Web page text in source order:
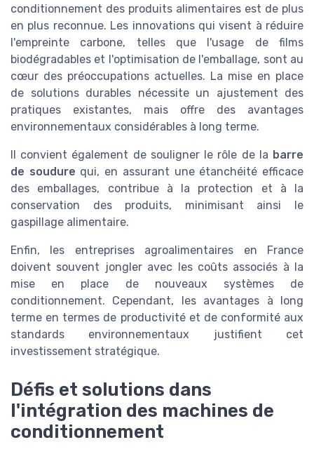
conditionnement des produits alimentaires est de plus
en plus reconnue. Les innovations qui visent à réduire
l'empreinte carbone, telles que l'usage de films
biodégradables et l'optimisation de l'emballage, sont au
cœur des préoccupations actuelles. La mise en place
de solutions durables nécessite un ajustement des
pratiques existantes, mais offre des avantages
environnementaux considérables à long terme.
Il convient également de souligner le rôle de la barre
de soudure qui, en assurant une étanchéité efficace
des emballages, contribue à la protection et à la
conservation des produits, minimisant ainsi le
gaspillage alimentaire.
Enfin, les entreprises agroalimentaires en France
doivent souvent jongler avec les coûts associés à la
mise en place de nouveaux systèmes de
conditionnement. Cependant, les avantages à long
terme en termes de productivité et de conformité aux
standards environnementaux justifient cet
investissement stratégique.
Défis et solutions dans
l'intégration des machines de
conditionnement